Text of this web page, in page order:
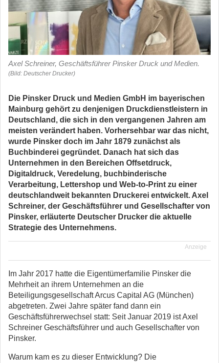
Axel Schreiner, Geschäftsführer Pinsker Druck und Medien.
(Bild: Deutscher Drucker)
Die Pinsker Druck und Medien GmbH im bayerischen
Mainburg gehört zu denjenigen Druckdienstleistern in
Deutschland, die sich in den vergangenen Jahren am
meisten verändert haben. Vorhersehbar war das nicht,
wurde Pinsker doch im Jahr 1879 zunächst als
Buchbinderei gegründet. Danach hat sich das
Unternehmen in den Bereichen Offsetdruck,
Digitaldruck, Veredelung, buchbinderische
Verarbeitung, Lettershop und Web-to-Print zu einer
deutschlandweit bekannten Druckerei entwickelt. Axel
Schreiner, der Geschäftsführer und Gesellschafter von
Pinsker, erläuterte Deutscher Drucker die aktuelle
Strategie des Unternehmens.
Anzeige
Im Jahr 2017 hatte die Eigentümerfamilie Pinsker die
Mehrheit an ihrem Unternehmen an die
Beteiligungsgesellschaft Arcus Capital AG (München)
abgetreten. Zwei Jahre später fand dann ein
Geschäftsführerwechsel statt: Seit Januar 2019 ist Axel
Schreiner Geschäftsführer und auch Gesellschafter von
Pinsker.
Warum kam es zu dieser Entwicklung? Die